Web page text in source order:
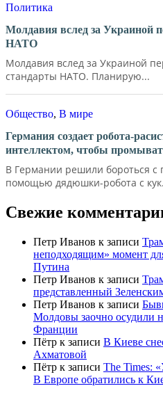
Политика
Молдавия вслед за Украиной
НАТО
Молдавия вслед за Украиной
стандарты НАТО. Планирую...
Общество, В мире
Германия создает робота-
интеллектом, чтобы
В Германии решили бороться
помощью дядюшки-робота с
Свежие
Петр Иванов к записи
неподходящим» момент
Путина
Петр Иванов к записи
представленный
Петр Иванов к записи
Молдовы заочно осудили
Франции
Пётр к записи В Киеве
Ахматовой
Пётр к записи Тhe Times:
В Европе обратились к